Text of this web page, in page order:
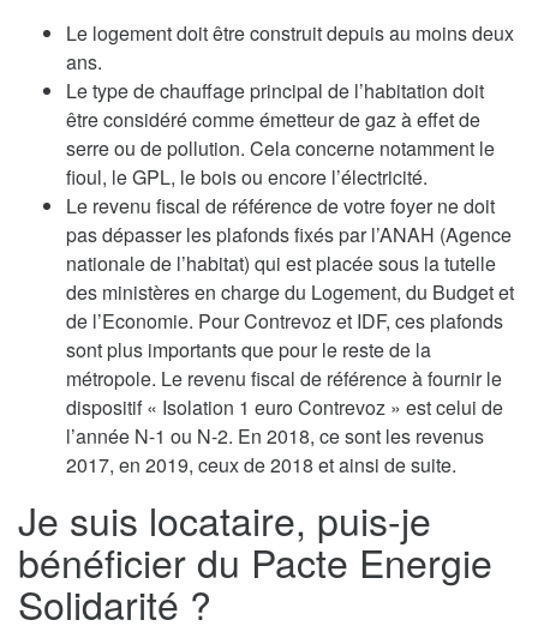
Le logement doit être construit depuis au moins deux
ans.
Le type de chauffage principal de l’habitation doit
être considéré comme émetteur de gaz à effet de
serre ou de pollution. Cela concerne notamment le
fioul, le GPL, le bois ou encore l’électricité.
Le revenu fiscal de référence de votre foyer ne doit
pas dépasser les plafonds fixés par l’ANAH (Agence
nationale de l’habitat) qui est placée sous la tutelle
des ministères en charge du Logement, du Budget et
de l’Economie. Pour Contrevoz et IDF, ces plafonds
sont plus importants que pour le reste de la
métropole. Le revenu fiscal de référence à fournir le
dispositif « Isolation 1 euro Contrevoz » est celui de
l’année N-1 ou N-2. En 2018, ce sont les revenus
2017, en 2019, ceux de 2018 et ainsi de suite.
Je suis locataire, puis-je
bénéficier du Pacte Energie
Solidarité ?